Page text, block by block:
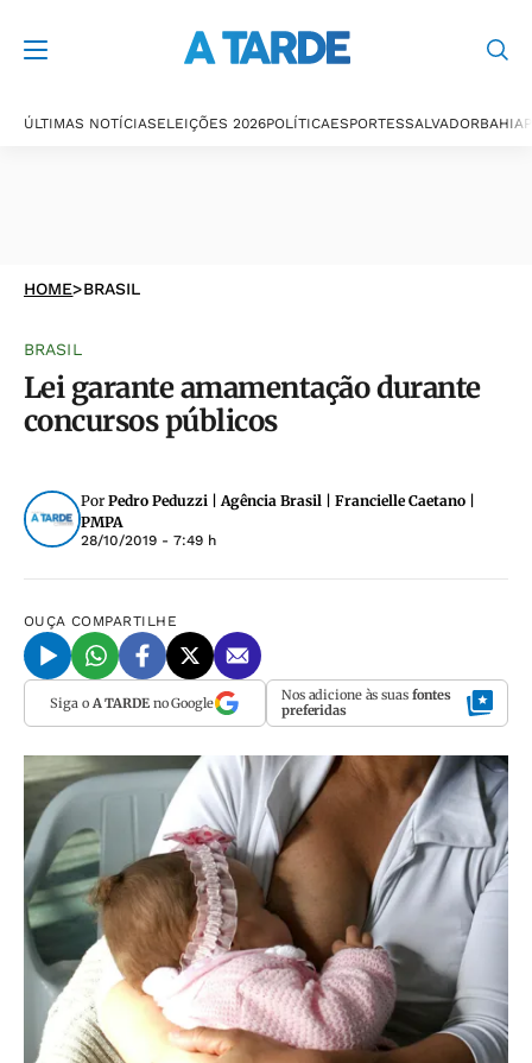
ÚLTIMAS NOTÍCIASELEIÇÕES 2026POLÍTICAESPORTESSALVADORBAHIA
HOME>BRASIL
BRASIL
Lei garante amamentação durante
concursos públicos
Por Pedro Peduzzi | Agência Brasil | Francielle Caetano |
PMPA
28/10/2019 - 7:49 h
OUÇA COMPARTILHE
Siga o A TARDEno Google Nos adicione às suas fontes
preferidas